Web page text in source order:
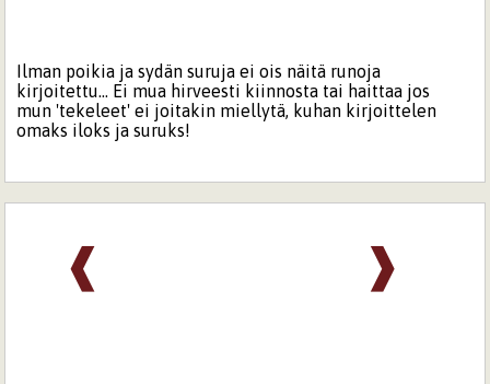
Ilman poikia ja sydän suruja ei ois näitä runoja
kirjoitettu... Ei mua hirveesti kiinnosta tai haittaa jos
mun 'tekeleet' ei joitakin miellytä, kuhan kirjoittelen
omaks iloks ja suruks!
❱
❰